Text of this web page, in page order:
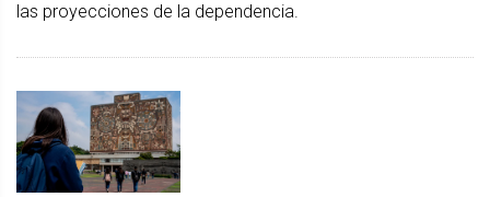
las proyecciones de la dependencia.